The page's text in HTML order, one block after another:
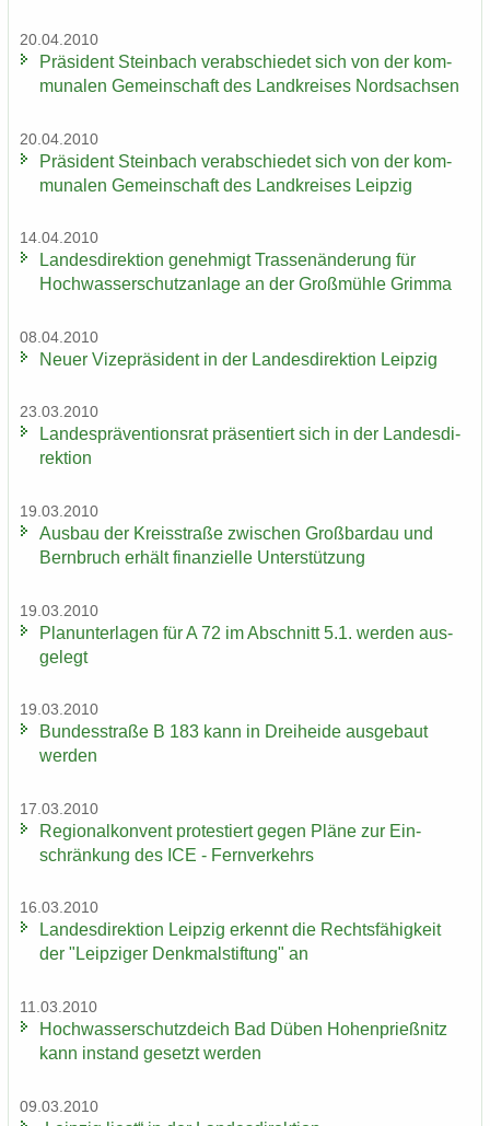
20.04.2010
Prä­si­dent Stein­bach ver­ab­schie­det sich von der kom­
mu­na­len Ge­mein­schaft des Land­krei­ses Nord­sach­sen
20.04.2010
Prä­si­dent Stein­bach ver­ab­schie­det sich von der kom­
mu­na­len Ge­mein­schaft des Land­krei­ses Leip­zig
14.04.2010
Lan­des­di­rek­ti­on ge­neh­migt Tras­sen­än­de­rung für
Hoch­was­ser­schutz­an­la­ge an der Groß­müh­le Grim­ma
08.04.2010
Neuer Vi­ze­prä­si­dent in der Lan­des­di­rek­ti­on Leip­zig
23.03.2010
Lan­des­prä­ven­ti­ons­rat prä­sen­tiert sich in der Lan­des­di­
rek­ti­on
19.03.2010
Aus­bau der Kreis­stra­ße zwi­schen Groß­bardau und
Bern­bruch er­hält fi­nan­zi­el­le Un­ter­stüt­zung
19.03.2010
Plan­un­ter­la­gen für A 72 im Ab­schnitt 5.1. wer­den aus­
ge­legt
19.03.2010
Bun­des­stra­ße B 183 kann in Drei­hei­de aus­ge­baut
wer­den
17.03.2010
Re­gio­nal­kon­vent pro­tes­tiert gegen Pläne zur Ein­
schrän­kung des ICE - Fern­ver­kehrs
16.03.2010
Lan­des­di­rek­ti­on Leip­zig er­kennt die Rechts­fä­hig­keit
der "Leip­zi­ger Denk­mal­stif­tung" an
11.03.2010
Hoch­was­ser­schutz­deich Bad Düben Ho­hen­prieß­nitz
kann in­stand ge­setzt wer­den
09.03.2010